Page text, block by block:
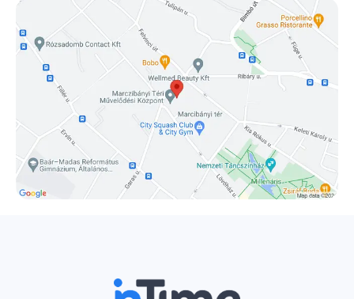
egyetlen ária, bravúros hangnemváltásokkal, egy stand-
up tragedy: hiszik-e vagy sem, időnként nagyokat fognak
nevetni és a sírás sem kizárt. De ezért járunk színházba,
nem? Dennis Kelly-vel az Árvák után már másodszorra
fuzionál a csapat. Az eredeti címén Girls&Boys című
darabot 2018-ban mutatták be Londonban, majd bejárta
az egész világot. A díjnyertes angol drámaíró erős,
háromdimenziós női karakterre írt történetét most az
ország egyik legismertebb és legsokoldalúbb színésznője,
Lovas Rozi előadásában láthatják a magyar nézők. Játssza:
Lovas Rozi Fordította: Horváth János Antal Jelmeztervező:
Pattantyus Dóra Díszlettervező: Szabó Márton István
Dramaturg: Németh Gábor Koreográfus: Molnár G. Nóra